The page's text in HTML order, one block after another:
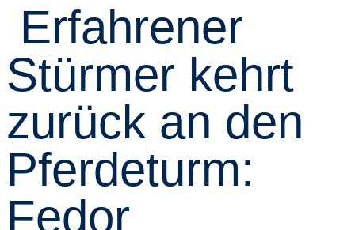
Erfahrener
Stürmer kehrt
zurück an den
Pferdeturm:
Fedor